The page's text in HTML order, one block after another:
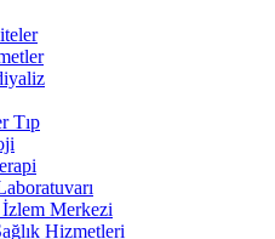
Tıp
Merkezi
Hizmetleri